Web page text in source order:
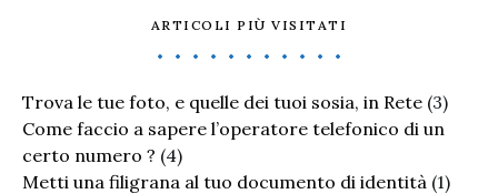
ARTICOLI PIÙ VISITATI
Trova le tue foto, e quelle dei tuoi sosia, in Rete (3)
Come faccio a sapere l’operatore telefonico di un
certo numero ? (4)
Metti una filigrana al tuo documento di identità (1)